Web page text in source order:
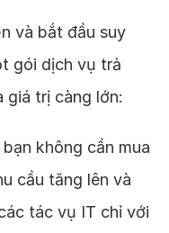
và bắt đầu suy
gói dịch vụ trả
giá trị càng lớn:
không cần mua
cầu tăng lên và
tác vụ IT chỉ với